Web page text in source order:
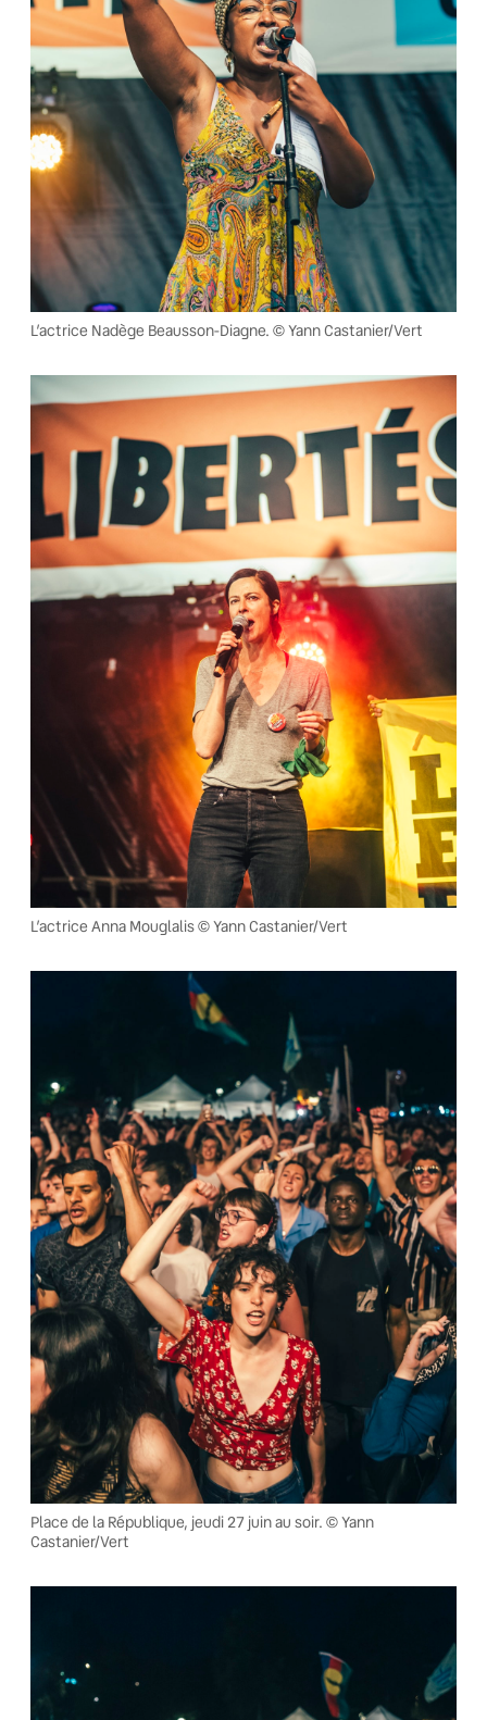
L’actrice Nadège Beausson-Diagne. © Yann Castanier/Vert
L’actrice Anna Mouglalis © Yann Castanier/Vert
Place de la République, jeudi 27 juin au soir. © Yann
Castanier/Vert